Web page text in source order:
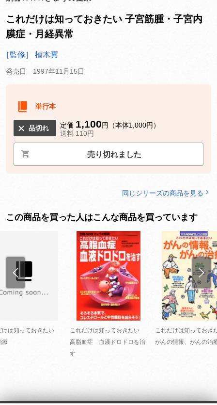
これだけは知っておきたい 子宮筋腫・子宮内
膜症・月経異常
［監修］ 植木實
発売日 1997年11月15日
単行本
品切れ 定価 1,100円（本体1,000円）
送料 110円
売り切れました
同じシリーズの商品を見る
この商品を買った人はこんな商品を買っています
けは知っておきたい
療
これだけは知っておきたい
高脂血症 血液ドロドロを治
す
これだけは知ってお
がんの情報、がんの治